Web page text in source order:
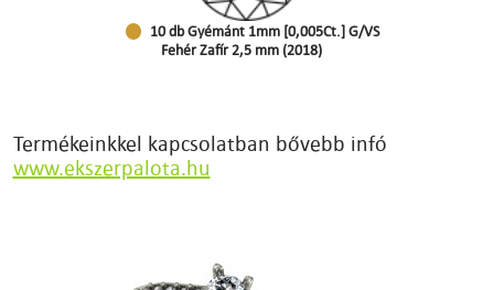
10 db Gyémánt 1mm [0,005Ct.] G/VS
Fehér Zafír 2,5 mm (2018)
Termékeinkkel kapcsolatban bővebb infó
www.ekszerpalota.hu